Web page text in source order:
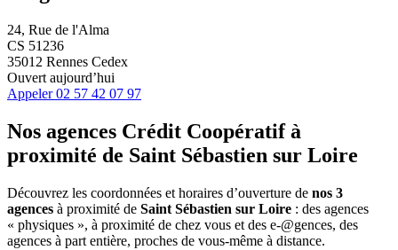
24, Rue de l'Alma
CS 51236
35012 Rennes Cedex
Ouvert aujourd’hui
Appeler 02 57 42 07 97
Nos agences Crédit Coopératifà
proximité de Saint Sébastien sur Loire
Découvrez les coordonnées et horaires d’ouverture de nos 3
agences à proximité de Saint Sébastien sur Loire : des agences
« physiques », à proximité de chez vous et des e-@gences, des
agences à part entière, proches de vous-même à distance.